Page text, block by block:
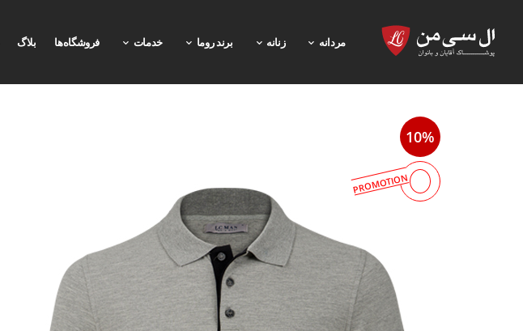
مردانه زنانه برند روما خدمات فروشگاه‌ها بلاگ
10%
PROMOTION